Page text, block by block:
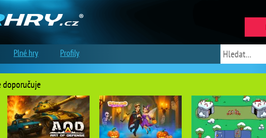
doporučuje
Plné hry Profily